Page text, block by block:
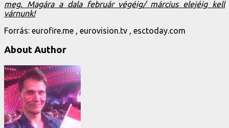
meg. Magára a dala február végéig/ március elejéig kell
várnunk!
Forrás: eurofire.me , eurovision.tv , esctoday.com
About Author